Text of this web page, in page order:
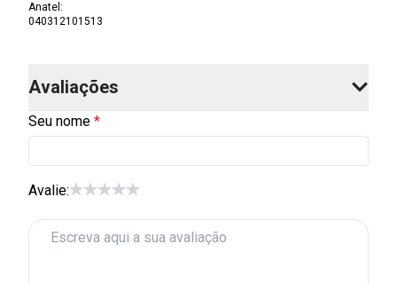
Anatel :
040312101513
Avaliações
Seu nome
Avalie: